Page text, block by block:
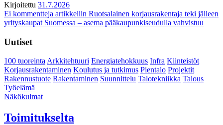
Kirjoitettu 31.7.2026
Ei kommentteja artikkeliin Ruotsalainen korjausrakentaja teki jälleen
yrityskaupat Suomessa – asema pääkaupunkiseudulla vahvistuu
Uutiset
100 tuoreintaArkkitehtuuri Energiatehokkuus Infra Kiinteistöt
Korjausrakentaminen Koulutus ja tutkimus Pientalo Projektit
Rakennustuote Rakentaminen Suunnittelu Talotekniikka Talous
Työelämä
Näkökulmat
Toimitukselta